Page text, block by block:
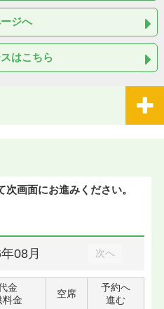
ジへ
はこちら
画面にお進みください。
08月 次へ
金
料金
空席
予約へ
進む